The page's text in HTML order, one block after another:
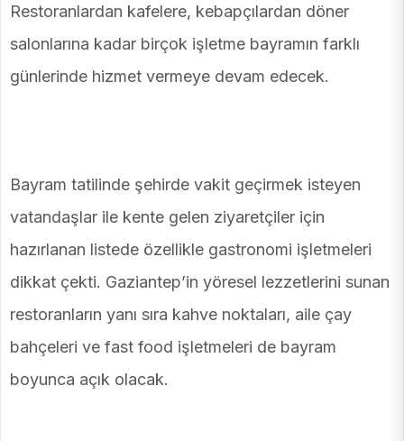
Restoranlardan kafelere, kebapçılardan döner
salonlarına kadar birçok işletme bayramın farklı
günlerinde hizmet vermeye devam edecek.
Bayram tatilinde şehirde vakit geçirmek isteyen
vatandaşlar ile kente gelen ziyaretçiler için
hazırlanan listede özellikle gastronomi işletmeleri
dikkat çekti. Gaziantep’in yöresel lezzetlerini sunan
restoranların yanı sıra kahve noktaları, aile çay
bahçeleri ve fast food işletmeleri de bayram
boyunca açık olacak.